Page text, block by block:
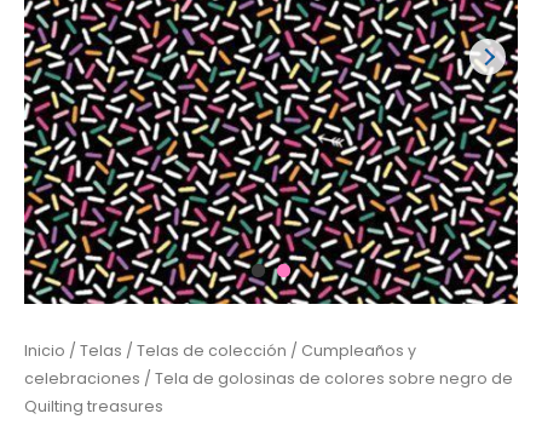
Inicio / Telas / Telas de colección / Cumpleaños y
celebraciones / Tela de golosinas de colores sobre negro de
Quilting treasures